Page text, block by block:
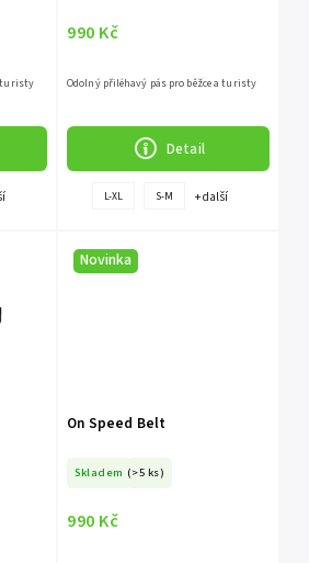
turisty
990 Kč
Detail
Odolný přiléhavý pás pro běžce a turisty
L-XL S-M + další
Novinka
On Speed Belt
Skladem (>5 ks)
990 Kč